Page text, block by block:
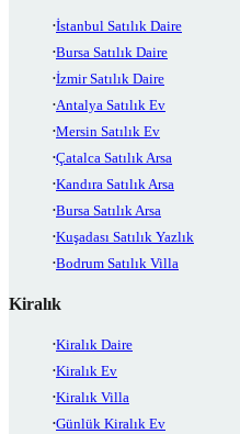
İstanbul Satılık Daire
Bursa Satılık Daire
İzmir Satılık Daire
Antalya Satılık Ev
Mersin Satılık Ev
Çatalca Satılık Arsa
Kandıra Satılık Arsa
Bursa Satılık Arsa
Kuşadası Satılık Yazlık
Bodrum Satılık Villa
Kiralık
Kiralık Daire
Kiralık Ev
Kiralık Villa
Günlük Kiralık Ev